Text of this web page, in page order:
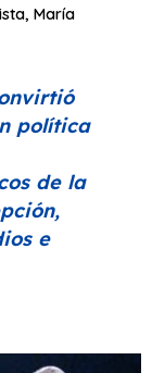
María
política
de la
e